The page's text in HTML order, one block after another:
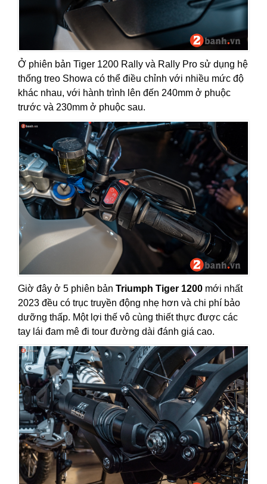
Ở phiên bản Tiger 1200 Rally và Rally Pro sử dụng hệ
thống treo Showa có thể điều chỉnh với nhiều mức độ
khác nhau, với hành trình lên đến 240mm ở phuộc
trước và 230mm ở phuộc sau.
Giờ đây ở 5 phiên bản Triumph Tiger 1200 mới nhất
2023 đều có trục truyền động nhẹ hơn và chi phí bảo
dưỡng thấp. Một lợi thế vô cùng thiết thực được các
tay lái đam mê đi tour đường dài đánh giá cao.